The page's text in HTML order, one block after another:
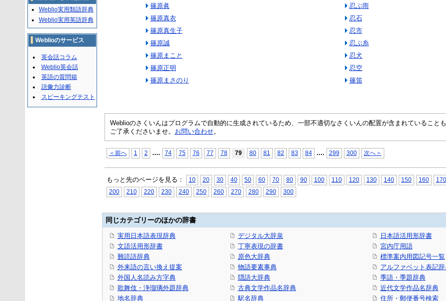
篠原眞
篠原真衣
篠原真生子
篠原誠
篠原まこと
篠原正明
篠原まさのり
忍ぶ雨
忍石
忍市
忍ぶ糸
忍犬
忍空
篠笛
Weblioのさくいんはプログラムで自動的に生成されているため、一部不適切なさくいんの配置が含まれていること
ご了承くださいませ。 お問い合わせ。
＜前へ 1 2 .... 74 75 76 77 78 79 80 81 82 83 84 .... 299 300 次へ＞
もっと先のページを見る： 10 20 30 40 50 60 70 80 90 100 110 120 130 140 150 160
170
200
210 220 230 240 250 260 270 280 290 300
同じカテゴリーのほかの辞書
実用日本語表現辞典
文語活用形辞書
難読語辞典
外来語の言い換え提案
外国人名読み方字典
歌舞伎・浄瑠璃外題辞典
地名辞典
デジタル大辞泉
丁寧表現の辞書
原色大辞典
物語要素事典
隠語大辞典
古典文学作品名辞典
駅名辞典
日本語活用形辞書
宮内庁用語
標準案内用図記号一覧
アルファベット表記
季語・季題辞典
近代文学作品名辞典
住所・郵便番号検索
Weblio実用類語辞典
Weblio実用英語辞典
Weblioのサービス
英会話コラム
Weblio英会話
英語の質問箱
語彙力診断
スピーキングテスト